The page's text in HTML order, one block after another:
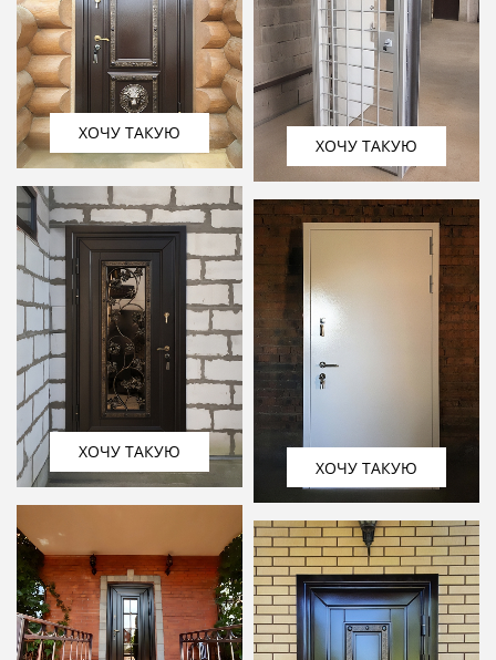
ХОЧУ ТАКУЮ
ХОЧУ ТАКУЮ
ХОЧУ ТАКУЮ
ХОЧУ ТАКУЮ